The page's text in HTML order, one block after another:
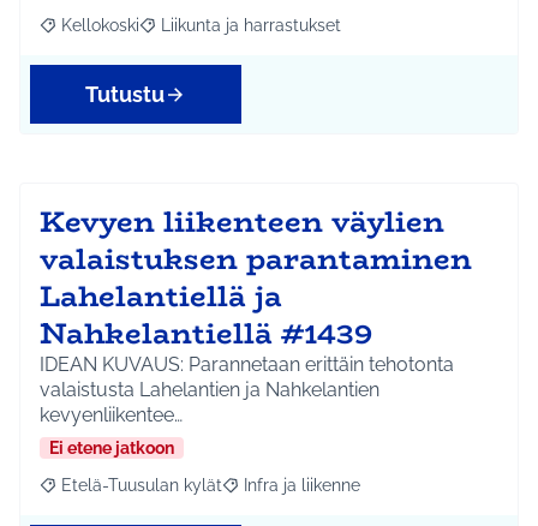
Rajaa tulokset aihepiirin mukaan: Kellokoski
Kellokoski Rajaa tulokset teeman mukaan: Liikunta ja
Liikunta ja harrastukset
Tutustu
Kevyen liikenteen väylien
valaistuksen parantaminen
Lahelantiellä ja
Nahkelantiellä #1439
IDEAN KUVAUS: Parannetaan erittäin tehotonta
valaistusta Lahelantien ja Nahkelantien
kevyenliikentee…
Ei etene jatkoon
Rajaa tulokset aihepiirin mukaan: Etelä-Tuusulan kylät
Etelä-Tuusulan kylät Rajaa tulokset teeman mukaan: Infra ja
Infra ja liikenne